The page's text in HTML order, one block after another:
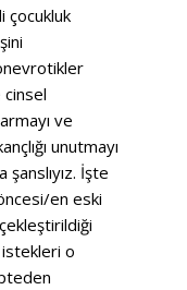
çocukluk
ve
unutmayı
İşte
en eski
o